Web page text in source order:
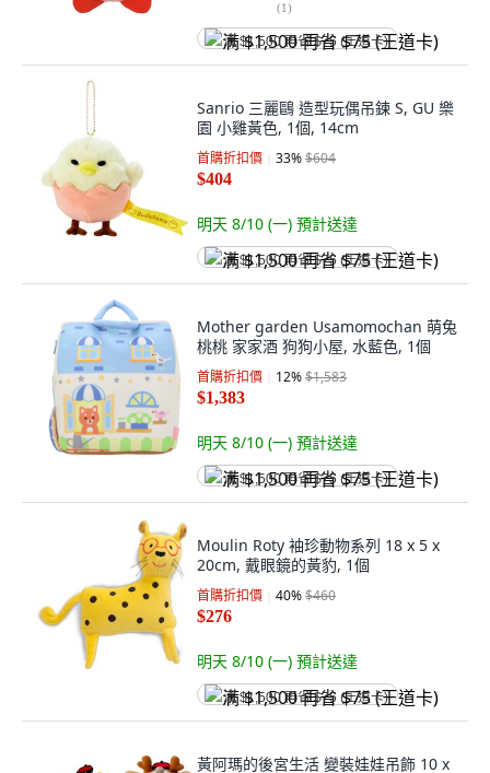
(1)
满 $1,500 再省 $75 (王道卡)
Sanrio 三麗鷗 造型玩偶吊鍊 S, GU 樂
園 小雞黃色, 1個, 14cm
首購折扣價 33%$604
$404
明天 8/10 (一) 預計送達
满 $1,500 再省 $75 (王道卡)
Mother garden Usamomochan 萌兔
桃桃 家家酒 狗狗小屋, 水藍色, 1個
首購折扣價 12%$1,583
$1,383
明天 8/10 (一) 預計送達
满 $1,500 再省 $75 (王道卡)
Moulin Roty 袖珍動物系列 18 x 5 x
20cm, 戴眼鏡的黃豹, 1個
首購折扣價 40%$460
$276
明天 8/10 (一) 預計送達
满 $1,500 再省 $75 (王道卡)
黃阿瑪的後宮生活 變裝娃娃吊飾 10 x